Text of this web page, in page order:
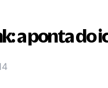
a ponta do